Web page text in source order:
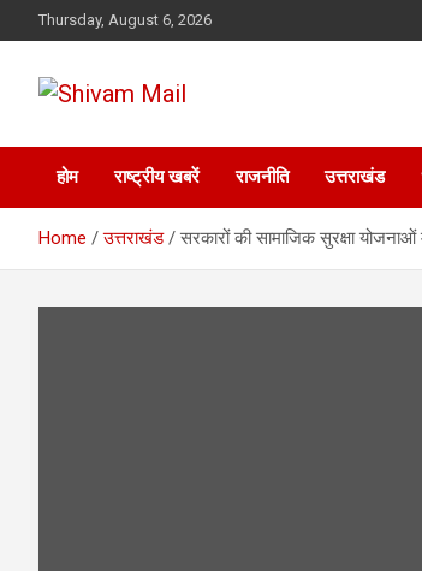
to
Thursday, August 6, 2026
Shivam Mail
होम राष्ट्रीय खबरें राजनीति उत्तराखंड
Home उत्तराखंड सरकारों की सामाजिक सुरक्षा